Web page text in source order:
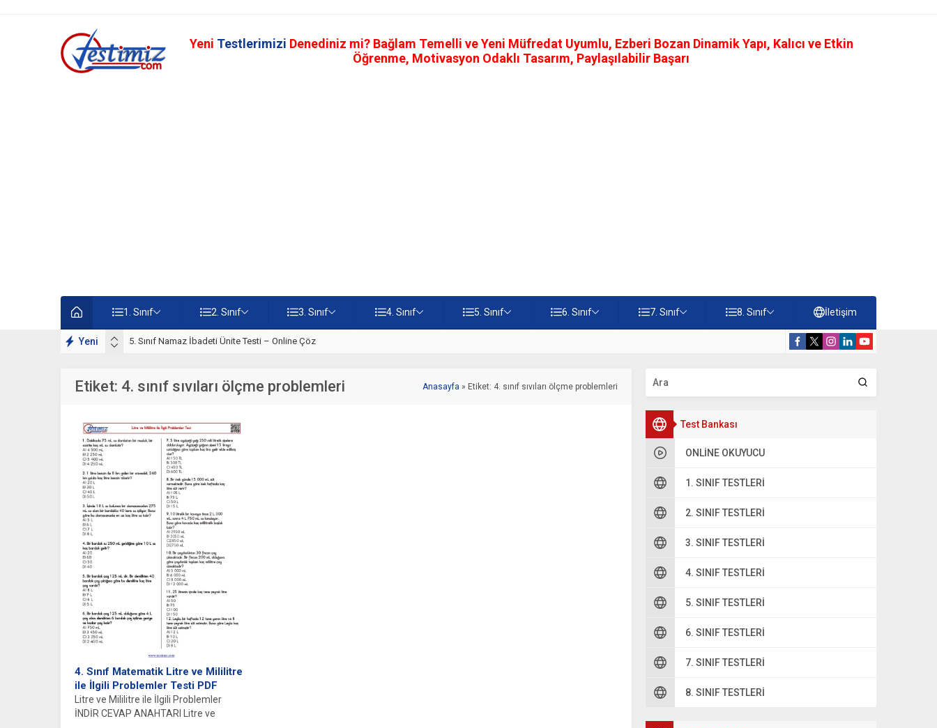
Yeni Testlerimizi Denediniz mi? Bağlam Temelli ve Yeni Müfredat Uyumlu, Ezberi Bozan Dinamik Yapı, Kalıcı ve Etkin
Öğrenme, Motivasyon Odaklı Tasarım, Paylaşılabilir Başarı
1. Sınıf 2. Sınıf 3. Sınıf 4. Sınıf 5. Sınıf 6. Sınıf 7. Sınıf 8. Sınıf İletişim
Yeni 5. Sınıf Namaz İbadeti Ünite Testi – Online Çöz
Test Bankası
ONLINE OKUYUCU
1. SINIF TESTLERI
2. SINIF TESTLERI
3. SINIF TESTLERI
4. SINIF TESTLERI
5. SINIF TESTLERI
6. SINIF TESTLERI
7. SINIF TESTLERI
8. SINIF TESTLERI
Etiket: 4. sınıf sıvıları ölçme problemleri Anasayfa » Etiket: 4. sınıf sıvıları ölçme problemleri
4. Sınıf Matematik Litre ve Mililitre
ile İlgili Problemler Testi PDF
Litre ve Mililitre ile İlgili Problemler
İNDİR CEVAP ANAHTARI Litre ve